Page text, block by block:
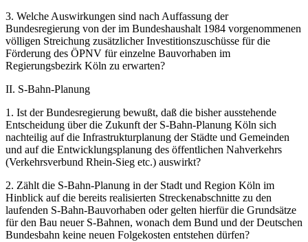
3. Welche Auswirkungen sind nach Auffassung der
Bundesregierung von der im Bundeshaushalt 1984 vorgenommenen
völligen Streichung zusätzlicher Investitionszuschüsse für die
Förderung des ÖPNV für einzelne Bauvorhaben im
Regierungsbezirk Köln zu erwarten?
II. S-Bahn-Planung
1. Ist der Bundesregierung bewußt, daß die bisher ausstehende
Entscheidung über die Zukunft der S-Bahn-Planung Köln sich
nachteilig auf die Infrastrukturplanung der Städte und Gemeinden
und auf die Entwicklungsplanung des öffentlichen Nahverkehrs
(Verkehrsverbund Rhein-Sieg etc.) auswirkt?
2. Zählt die S-Bahn-Planung in der Stadt und Region Köln im
Hinblick auf die bereits realisierten Streckenabschnitte zu den
laufenden S-Bahn-Bauvorhaben oder gelten hierfür die Grundsätze
für den Bau neuer S-Bahnen, wonach dem Bund und der Deutschen
Bundesbahn keine neuen Folgekosten entstehen dürfen?